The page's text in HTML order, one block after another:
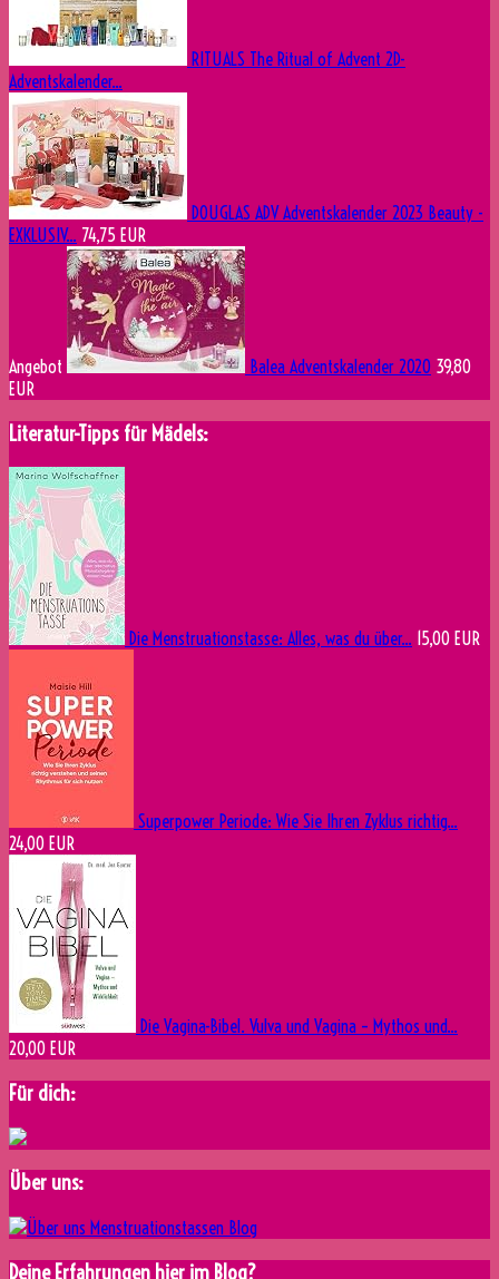
RITUALS The Ritual of Advent 2D-
Adventskalender...
DOUGLAS ADV Adventskalender 2023 Beauty -
EXKLUSIV... 74,75 EUR
Angebot Balea Adventskalender 2020 39,80
EUR
Literatur-Tipps für Mädels:
Die Menstruationstasse: Alles, was du über... 15,00 EUR
Superpower Periode: Wie Sie Ihren Zyklus richtig...
24,00 EUR
Die Vagina-Bibel. Vulva und Vagina – Mythos und...
20,00 EUR
Für dich:
Über uns:
Deine Erfahrungen hier im Blog?